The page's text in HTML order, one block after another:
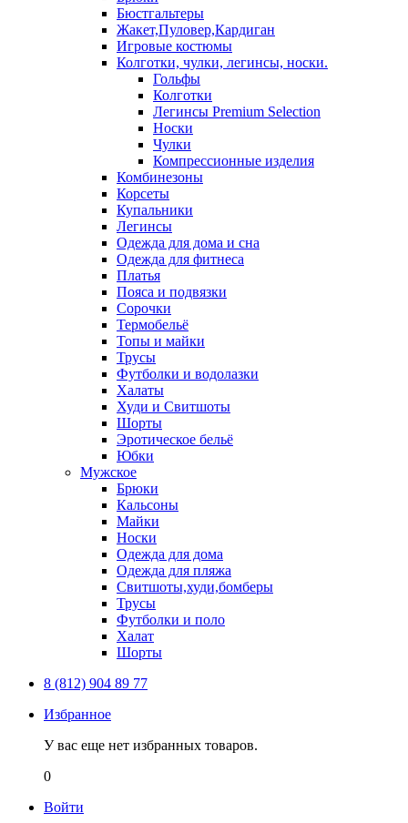
Бюстгальтеры
Жакет,Пуловер,Кардиган
Игровые костюмы
Колготки, чулки, легинсы, носки.
Гольфы
Колготки
Легинсы Premium Selection
Носки
Чулки
Компрессионные изделия
Комбинезоны
Корсеты
Купальники
Легинсы
Одежда для дома и сна
Одежда для фитнеса
Платья
Пояса и подвязки
Сорочки
Термобельё
Топы и майки
Трусы
Футболки и водолазки
Халаты
Худи и Свитшоты
Шорты
Эротическое бельё
Юбки
Мужское
Брюки
Кальсоны
Майки
Носки
Одежда для дома
Одежда для пляжа
Свитшоты,худи,бомберы
Трусы
Футболки и поло
Халат
Шорты
8 (812) 904 89 77
Избранное
У вас еще нет избранных товаров.
0
Войти